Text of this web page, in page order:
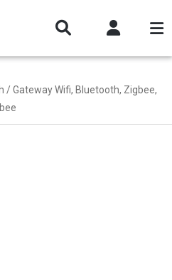
/Gateway Wifi, Bluetooth, Zigbee,